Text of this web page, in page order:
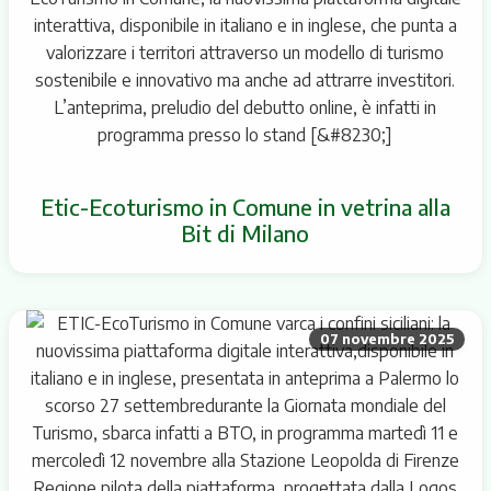
Etic-Ecoturismo in Comune in vetrina alla
Bit di Milano
07 novembre 2025